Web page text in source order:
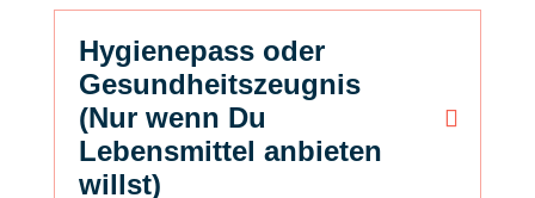
Hygienepass oder
Gesundheitszeugnis
(Nur wenn Du
Lebensmittel anbieten
willst)